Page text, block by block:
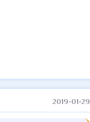
2019-01-29